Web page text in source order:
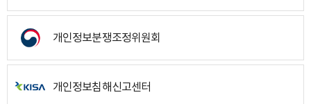
개인정보분쟁조정위원회
개인정보침해신고센터